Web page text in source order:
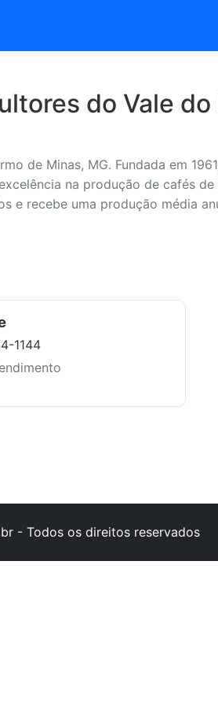
do Vale do
de Minas, MG. Fundada em
na produção de cafés
e recebe uma produção média
1144
- Todos os direitos reservados